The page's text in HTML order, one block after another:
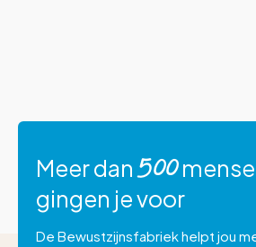
Meer dan 500
gingen je voor
De Bewustzijnsfabriek helpt jou